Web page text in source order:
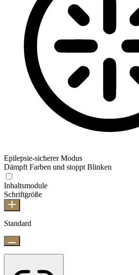
Epilepsie-sicherer Modus
Dämpft Farben und stoppt Blinken
Inhaltsmodule
Schriftgröße
Standard